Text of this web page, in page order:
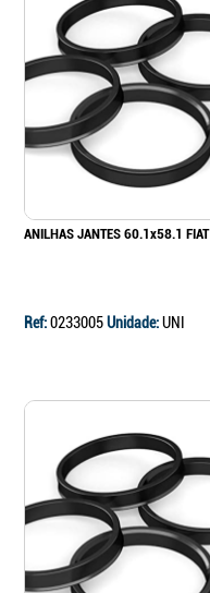
ANILHAS JANTES 60.1x58.1 FIAT
Ref:0233005Unidade:UNI